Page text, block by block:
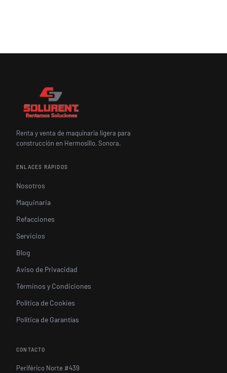
Renta y venta de maquinaria ligera para
construcción en Hermosillo, Sonora.
ENLACES RÁPIDOS
Nosotros
Maquinaria
Refacciones
Servicios
Blog
Aviso de Privacidad
Términos y Condiciones
Política de Cookies
Política de Garantías
CONTACTO
Periférico Norte #439